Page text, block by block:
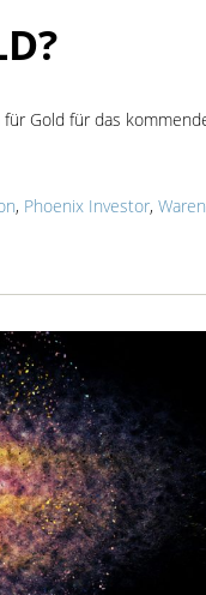
Gold für das
, Phoenix Investor, Waren